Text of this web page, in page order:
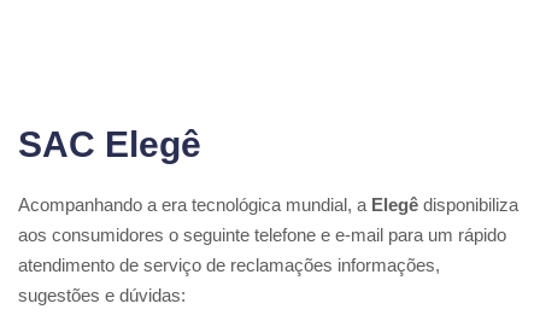
SAC Elegê
Acompanhando a era tecnológica mundial, a Elegê disponibiliza
aos consumidores o seguinte telefone e e-mail para um rápido
atendimento de serviço de reclamações informações,
sugestões e dúvidas: